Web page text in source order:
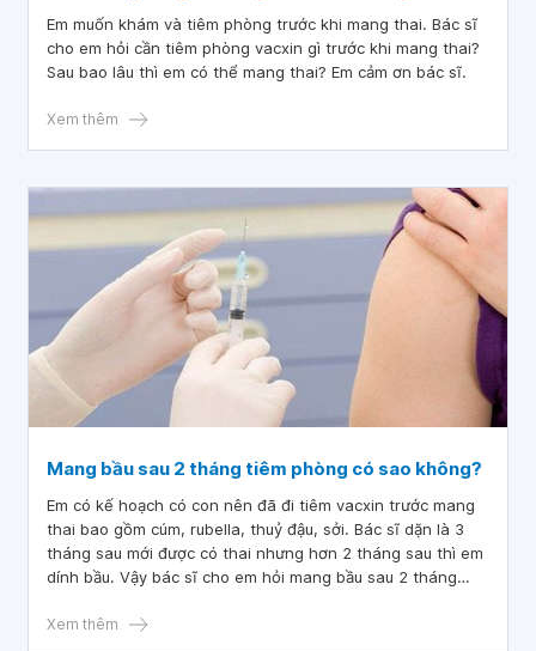
Em muốn khám và tiêm phòng trước khi mang thai. Bác sĩ
cho em hỏi cần tiêm phòng vacxin gì trước khi mang thai?
Sau bao lâu thì em có thể mang thai? Em cảm ơn bác sĩ.
Xem thêm
Mang bầu sau 2 tháng tiêm phòng có sao không?
Em có kế hoạch có con nên đã đi tiêm vacxin trước mang
thai bao gồm cúm, rubella, thuỷ đậu, sởi. Bác sĩ dặn là 3
tháng sau mới được có thai nhưng hơn 2 tháng sau thì em
dính bầu. Vậy bác sĩ cho em hỏi mang bầu sau 2 tháng
Xem thêm